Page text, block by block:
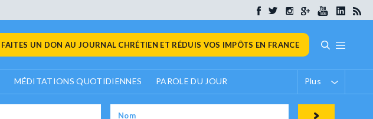
FAITES UN DON AU JOURNAL CHRÉTIEN ET RÉDUIS VOS IMPÔTS EN FRANCE
MÉDITATIONS QUOTIDIENNES PAROLE DU JOUR Plus